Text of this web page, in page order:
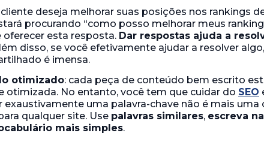
deseja melhorar suas posições nos rankings
procurando “como posso melhorar meus
oferecer esta resposta. Dar respostas ajuda a
disso, se você efetivamente ajudar a resolver
é imensa.
otimizado: cada peça de conteúdo bem escrito
otimizada. No entanto, você tem que cuidar do SEO
exaustivamente uma palavra-chave não é mais uma
qualquer site. Use palavras similares, escreva
mais simples.